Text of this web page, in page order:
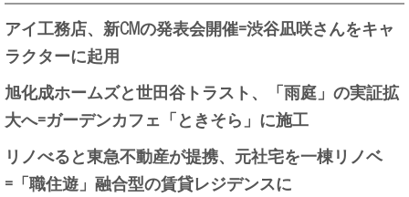
アイ工務店、新CMの発表会開催=渋谷凪咲さんをキャ
ラクターに起用
旭化成ホームズと世田谷トラスト、「雨庭」の実証拡
大へ=ガーデンカフェ「ときそら」に施工
リノべると東急不動産が提携、元社宅を一棟リノベ
=「職住遊」融合型の賃貸レジデンスに